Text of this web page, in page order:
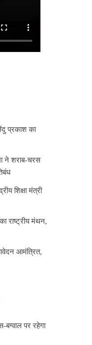
प्रकाश का
ने शराब-चरस
शिक्षा मंत्री
राष्ट्रीय मंथन,
आमंत्रित,
बग्वाल पर रहेगा